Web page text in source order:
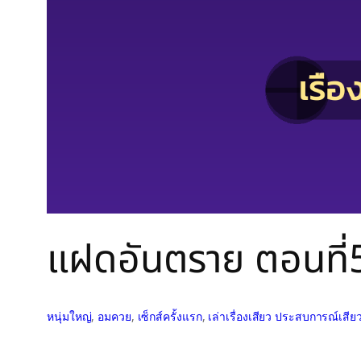
แฝดอันตราย ตอนที่
หนุ่มใหญ่, อมควย, เซ็กส์ครั้งแรก, เล่าเรื่องเสียว ประสบการณ์เสีย